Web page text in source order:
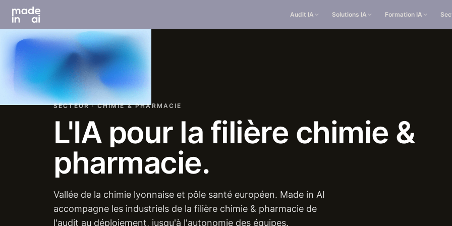
Audit IA Solutions IA Formation IA
SECTEUR · CHIMIE & PHARMACIE
L'IA pour la filière chimie &
pharmacie.
Vallée de la chimie lyonnaise et pôle santé européen. Made in AI
accompagne les industriels de la filière chimie & pharmacie de
l'audit au déploiement, jusqu'à l'autonomie des équipes.